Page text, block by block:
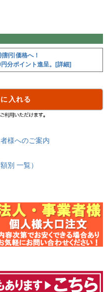
割引価格へ！
分ポイント進呈。[詳細]
入れる
様へのご案内
別 一覧）